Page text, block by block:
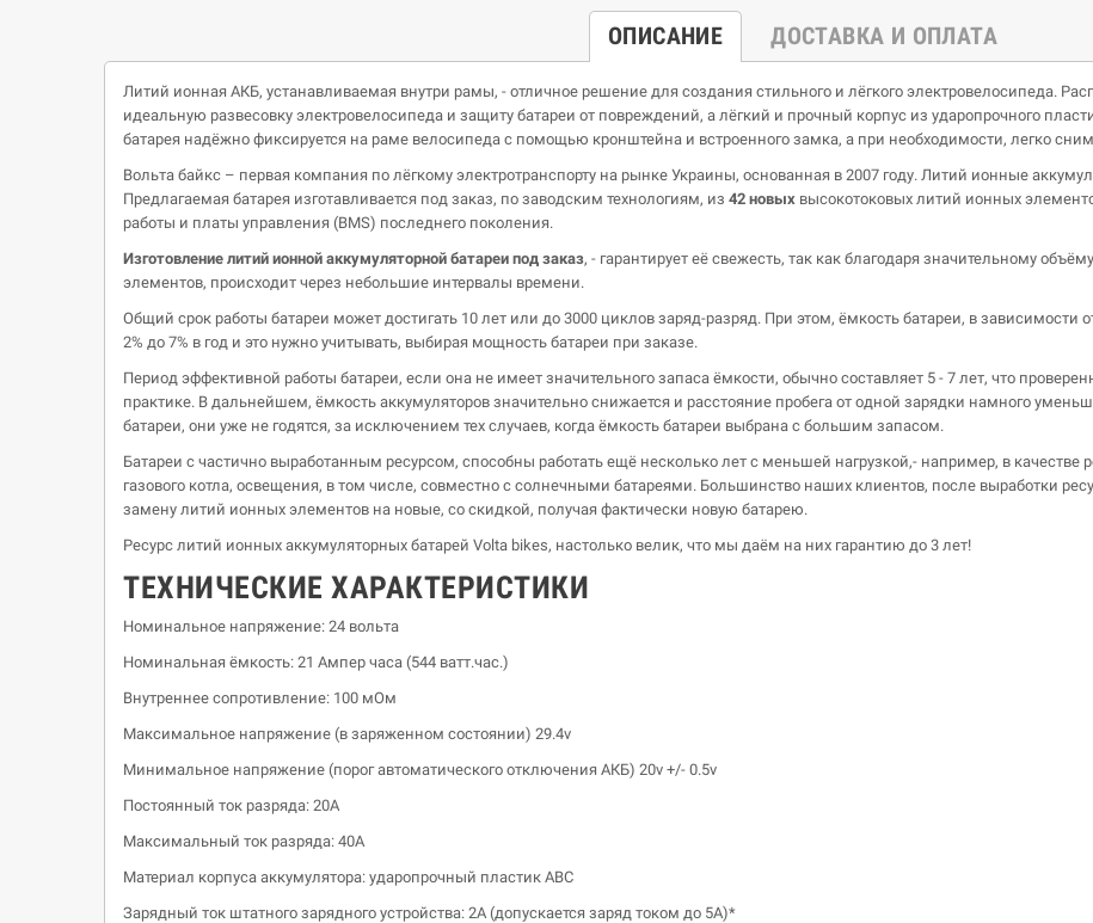
ОПИСАНИЕ ДОСТАВКА И ОПЛАТА
Литий ионная АКБ, устанавливаемая внутри рамы, - отличное решение для создания стильного и лёгкого электровелосипеда.
идеальную развесовку электровелосипеда и защиту батареи от повреждений, а лёгкий и прочный корпус из ударопрочного
батарея надёжно фиксируется на раме велосипеда с помощью кронштейна и встроенного замка, а при необходимости, легко
Вольта байкс – первая компания по лёгкому электротранспорту на рынке Украины, основанная в 2007 году. Литий ионные
Предлагаемая батарея изготавливается под заказ, по заводским технологиям, из 42 новых высокотоковых литий ионных
работы и платы управления (BMS) последнего поколения.
Изготовление литий ионной аккумуляторной батареи под заказ, - гарантирует её свежесть, так как благодаря значительному
элементов, происходит через небольшие интервалы времени.
Общий срок работы батареи может достигать 10 лет или до 3000 циклов заряд-разряд. При этом, ёмкость батареи, в зависимости
2% до 7% в год и это нужно учитывать, выбирая мощность батареи при заказе.
Период эффективной работы батареи, если она не имеет значительного запаса ёмкости, обычно составляет 5 - 7 лет, что
практике. В дальнейшем, ёмкость аккумуляторов значительно снижается и расстояние пробега от одной зарядки намного
батареи, они уже не годятся, за исключением тех случаев, когда ёмкость батареи выбрана с большим запасом.
Батареи с частично выработанным ресурсом, способны работать ещё несколько лет с меньшей нагрузкой,- например, в качестве
газового котла, освещения, в том числе, совместно с солнечными батареями. Большинство наших клиентов, после выработки
замену литий ионных элементов на новые, со скидкой, получая фактически новую батарею.
Ресурс литий ионных аккумуляторных батарей Volta bikes, настолько велик, что мы даём на них гарантию до 3 лет!
ТЕХНИЧЕСКИЕ ХАРАКТЕРИСТИКИ
Номинальное напряжение: 24 вольта
Номинальная ёмкость: 21 Ампер часа (544 ватт.час.)
Внутреннее сопротивление: 100 мОм
Максимальное напряжение (в заряженном состоянии) 29.4v
Минимальное напряжение (порог автоматического отключения АКБ) 20v +/- 0.5v
Постоянный ток разряда: 20А
Максимальный ток разряда: 40А
Материал корпуса аккумулятора: ударопрочный пластик АВС
Зарядный ток штатного зарядного устройства: 2А (допускается заряд током до 5A)*